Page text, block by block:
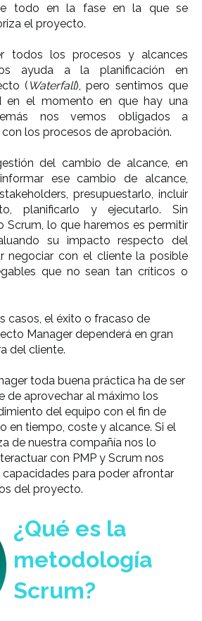
todo en la fase en la que se
el proyecto.
todos los procesos y alcances
ayuda a la planificación en
( Waterfall), pero sentimos que
en el momento en que hay una
nos vemos obligados a
los procesos de aprobación.
del cambio de alcance, en
ese cambio de alcance,
presupuestarlo, incluir
planificarlo y ejecutarlo. Sin
Scrum, lo que haremos es permitir
su impacto respecto del
negociar con el cliente la posible
que no sean tan críticos o
casos, el éxito o fracaso de
Manager dependerá en gran
del cliente.
toda buena práctica ha de ser
de aprovechar al máximo los
del equipo con el fin de
en tiempo, coste y alcance. Si el
de nuestra compañía nos lo
con PMP y Scrum nos
para poder afrontar
del proyecto.
¿Qué es la
metodología
Scrum?